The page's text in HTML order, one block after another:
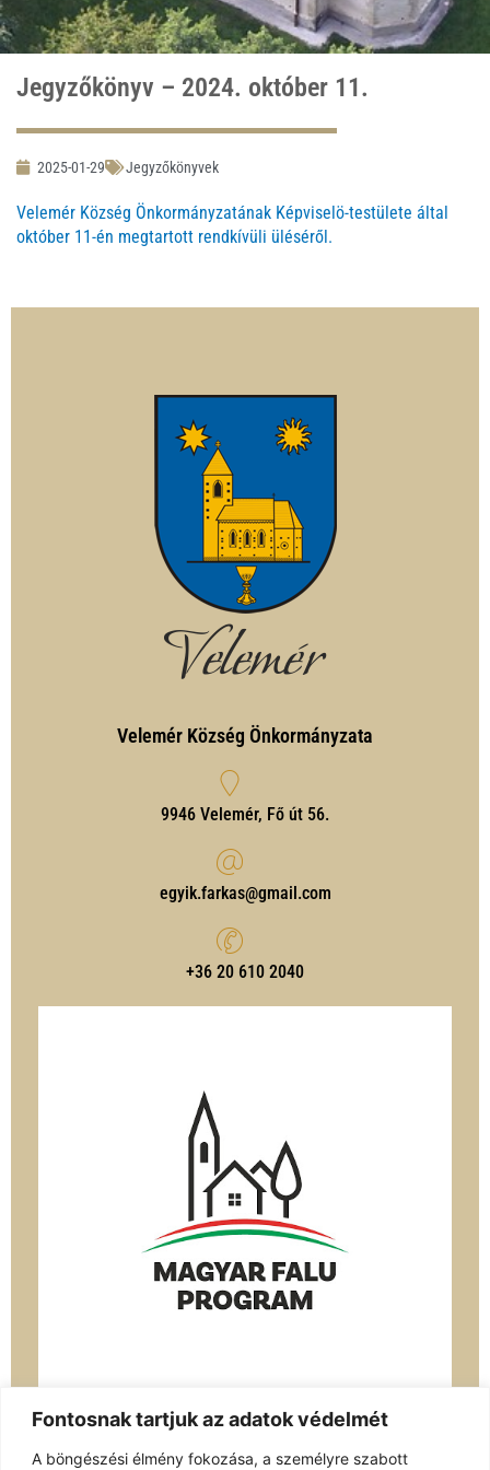
Fontosnak tartjuk az adatok védelmét
A böngészési élmény fokozása, a személyre szabott
Velemér Község Önkormányzata
9946 Velemér, Fő út 56.
egyik.farkas@gmail.com
‭+36 20 610 2040‬
Jegyzőkönyv – 2024. október 11.
2025-01-29 Jegyzőkönyvek
Velemér Község Önkormányzatának Képviselö-testülete által
október 11-én megtartott rendkívüli üléséről.